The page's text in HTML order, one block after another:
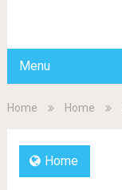
Menu
Home Home
Home